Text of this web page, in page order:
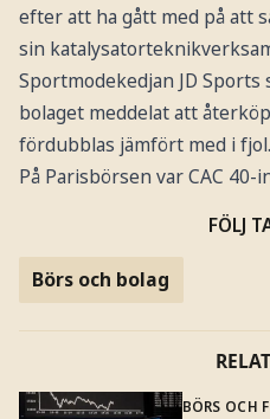
efter att ha gått med på att
sin
Sportmodekedjan JD Sports
bolaget meddelat att
fördubblas jämfört med i fjol.
På Parisbörsen var CAC
FÖLJ
Börs och bolag
BÖRS OCH